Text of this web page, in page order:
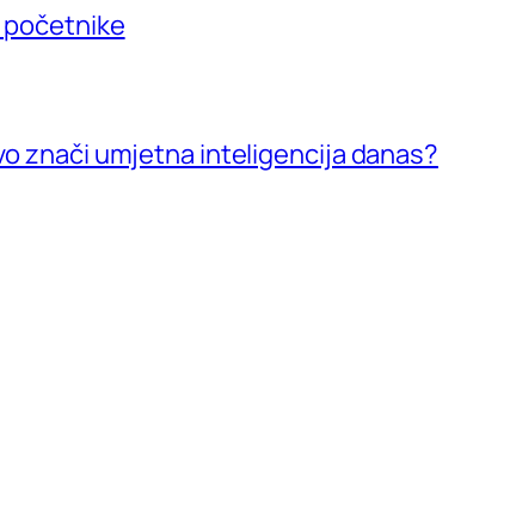
početnike
znači umjetna inteligencija danas?